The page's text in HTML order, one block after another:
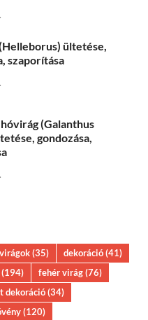
ültetése,
szaporítása
(Galanthus
gondozása,
(35) dekoráció(41)
(194) fehér virág(76)
dekoráció(34)
(120)